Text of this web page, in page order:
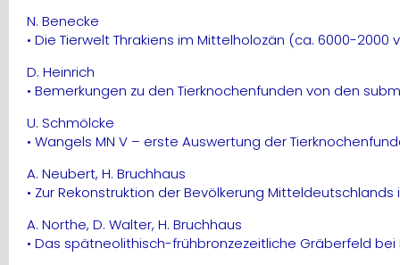
N. Benecke
• Die Tierwelt Thrakiens im Mittelholozän (ca. 6000-
D. Heinrich
• Bemerkungen zu den Tierknochenfunden von den
U. Schmölcke
• Wangels MN V – erste Auswertung der
A. Neubert, H. Bruchhaus
• Zur Rekonstruktion der Bevölkerung
A. Northe, D. Walter, H. Bruchhaus
• Das spätneolithisch-frühbronzezeitliche Gräberfeld